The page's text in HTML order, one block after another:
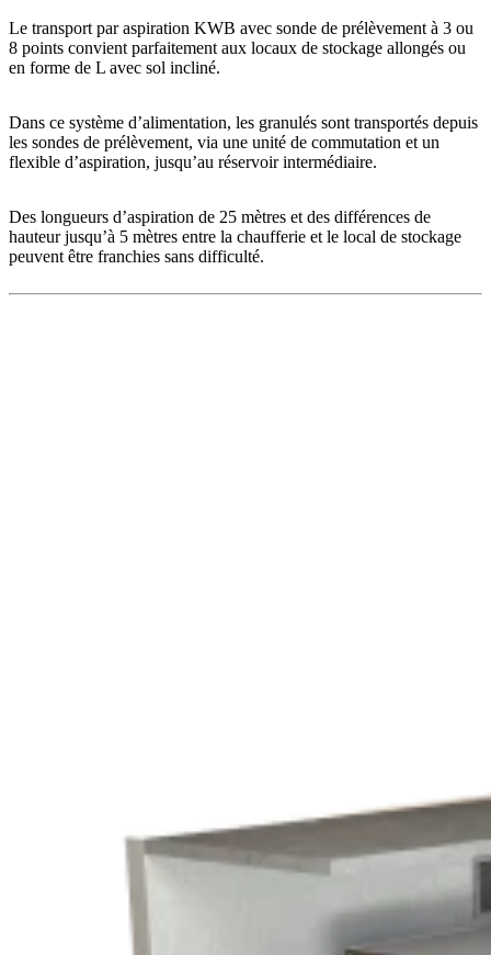
Le transport par aspiration KWB avec sonde de prélèvement à 3 ou
8 points convient parfaitement aux locaux de stockage allongés ou
en forme de L avec sol incliné.
Dans ce système d’alimentation, les granulés sont transportés depuis
les sondes de prélèvement, via une unité de commutation et un
flexible d’aspiration, jusqu’au réservoir intermédiaire.
Des longueurs d’aspiration de 25 mètres et des différences de
hauteur jusqu’à 5 mètres entre la chaufferie et le local de stockage
peuvent être franchies sans difficulté.